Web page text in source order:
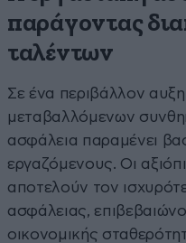
παράγοντας
ταλέντων
Σε ένα περιβάλλον
μεταβαλλόμενων
ασφάλεια παραμένει
εργαζόμενους. Οι
αποτελούν τον
ασφάλειας,
οικονομικής